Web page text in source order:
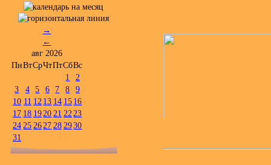
→
←
авг 2026
ПнВтСрЧтПтСбВс
1
2
3
4 5 6 7 8
9
10 11 12 13 14 15 16
17 18 1920 21 2223
24 25 2627 28 2930
31